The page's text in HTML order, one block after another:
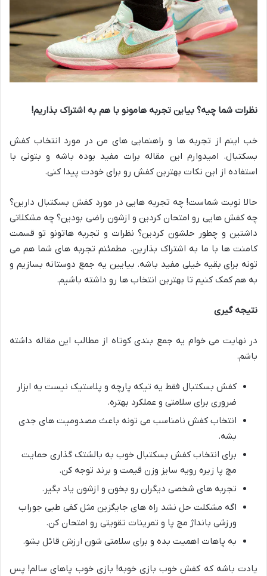
نظرات شما چیه؟ بیاین تجربه هامونو با هم به اشتراک بذاریم!
خب اینم از تجربه ها و راهنمایی های من در مورد انتخاب کفش
بسکتبال. امیدوارم این مقاله برات مفید بوده باشه و بتونی با
استفاده از این نکات بهترین کفش رو برای خودت پیدا کنی.
حالا نوبت شماست! چه تجربه هایی در مورد کفش بسکتبال دارین؟
چه کفش هایی رو امتحان کردین و ازشون راضی بودین؟ چه مشکلاتی
داشتین و چطور حلشون کردین؟ نظرات و تجربه هاتونو تو قسمت
کامنت ها با ما به اشتراک بذارین. مطمئنم تجربه های شما هم می
تونه برای بقیه خیلی مفید باشه. بیایین یه جمع دوستانه بسازیم و
به هم کمک کنیم تا بهترین انتخاب ها رو داشته باشیم.
نتیجه گیری
در نهایت می خوام یه جمع بندی کوتاه از مطالب این مقاله داشته
باشم.
کفش بسکتبال فقط یه تیکه پارچه و پلاستیک نیست یه ابزار
ضروری برای سلامتی و عملکرد بهتره.
انتخاب کفش نامناسب می تونه باعث مصدومیت های جدی
بشه.
برای انتخاب کفش بسکتبال خوب به بالشتک گذاری حمایت
مچ پا زیره رویه سایز وزن قیمت و برند توجه کن.
تجربه های شخصی دیگران رو بخون و ازشون یاد بگیر .
اگه مشکلت حل نشد راه های جایگزین مثل کفی طبی جوراب
ورزشی بانداژ مچ پا و تمرینات تقویتی رو امتحان کن.
به پاهات اهمیت بده و برای سلامتی شون ارزش قائل بشو.
یادت باشه که کفش خوب بازی خوبه! بازی خوب پاهای سالم! پس